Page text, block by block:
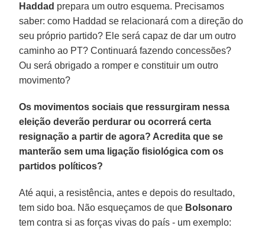
Haddad prepara um outro esquema. Precisamos
saber: como Haddad se relacionará com a direção do
seu próprio partido? Ele será capaz de dar um outro
caminho ao PT? Continuará fazendo concessões?
Ou será obrigado a romper e constituir um outro
movimento?
Os movimentos sociais que ressurgiram nessa
eleição deverão perdurar ou ocorrerá certa
resignação a partir de agora? Acredita que se
manterão sem uma ligação fisiológica com os
partidos políticos?
Até aqui, a resistência, antes e depois do resultado,
tem sido boa. Não esqueçamos de que Bolsonaro
tem contra si as forças vivas do país - um exemplo: